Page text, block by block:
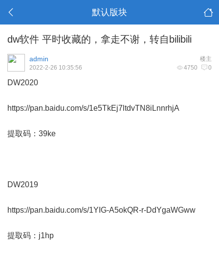
默认版块
dw软件 平时收藏的，拿走不谢，转自bilibili
楼主
admin
4750 0
2022-2-26 10:35:56
DW2020
https://pan.baidu.com/s/1e5TkEj7ltdvTN8iLnnrhjA
提取码：39ke
DW2019
https://pan.baidu.com/s/1YIG-A5okQR-r-DdYgaWGww
提取码：j1hp